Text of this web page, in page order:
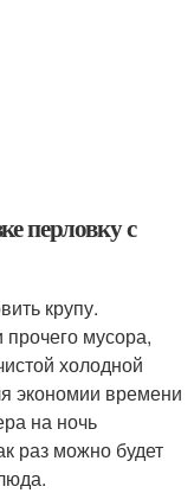
перловку с
крупу.
мусора,
холодной
экономии времени
на ночь
раз можно будет